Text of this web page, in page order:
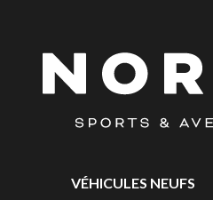
VÉHICULES NEUFS